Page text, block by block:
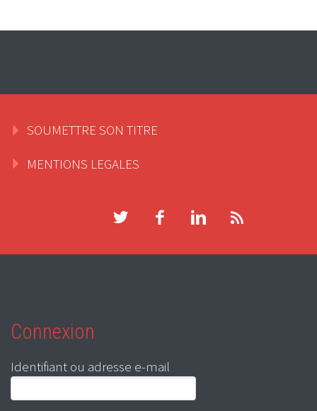
SOUMETTRE SON TITRE
MENTIONS LEGALES
Connexion
Identifiant ou adresse e-mail